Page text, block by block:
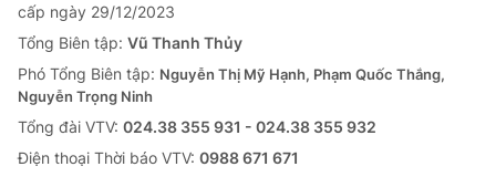
cấp ngày 29/12/2023
Tổng Biên tập: Vũ Thanh Thủy
Phó Tổng Biên tập: Nguyễn Thị Mỹ Hạnh, Phạm Quốc Thắng,
Nguyễn Trọng Ninh
Tổng đài VTV: 024.38 355 931 - 024.38 355 932
Ðiện thoại Thời báo VTV: 0988 671 671